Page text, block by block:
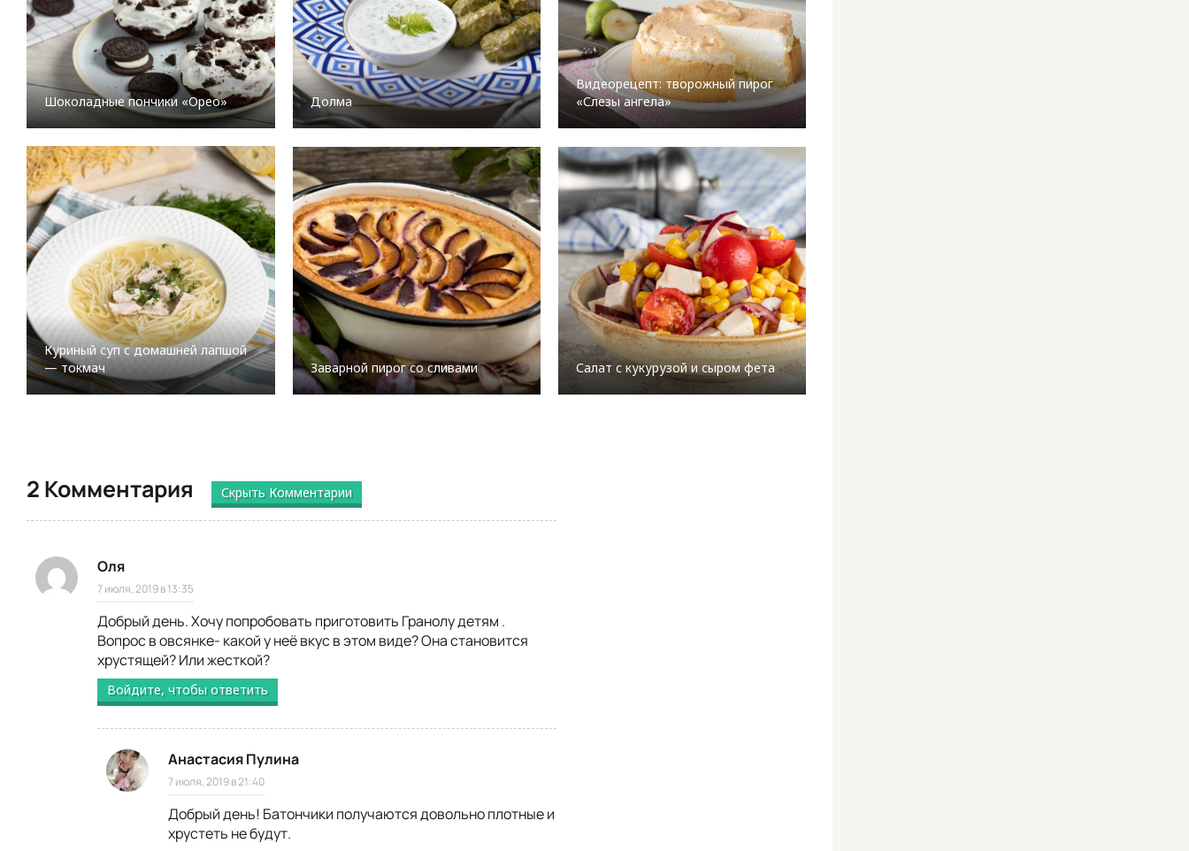
Шоколадные пончики «Орео» Долма
Видеорецепт: творожный пирог
«Слезы ангела»
Куриный суп с домашней лапшой
— токмач
Заварной пирог со сливами Салат с кукурузой и сыром фета
2 Комментария Скрыть Комментарии
Оля
7 июля, 2019 в 13:35
Добрый день. Хочу попробовать приготовить Гранолу детям .
Вопрос в овсянке- какой у неё вкус в этом виде? Она становится
хрустящей? Или жесткой?
Войдите, чтобы ответить
Анастасия Пулина
7 июля, 2019 в 21:40
Добрый день! Батончики получаются довольно плотные и
хрустеть не будут.